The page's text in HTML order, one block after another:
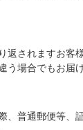
返されますお客
う場合でもお届
、普通郵便等、